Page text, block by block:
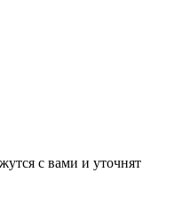
с вами и уточнят